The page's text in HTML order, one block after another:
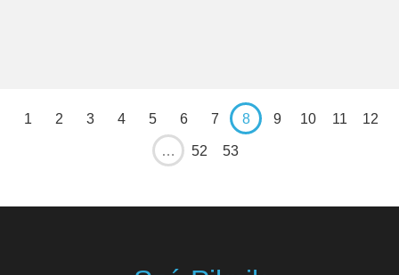
1 2 3 4 5 6 7 8 9 10 11 12
… 52 53